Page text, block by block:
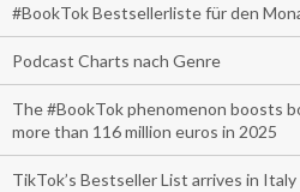
#BookTok Bestsellerliste für den
Podcast Charts nach Genre
The #BookTok phenomenon boosts
more than 116 million euros in 2025
TikTok’s Bestseller List arrives in Italy